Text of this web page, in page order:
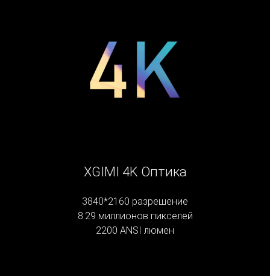
XGIMI 4K Оптика
3840*2160 разрешение
8.29 миллионов пикселей
2200 ANSI люмен